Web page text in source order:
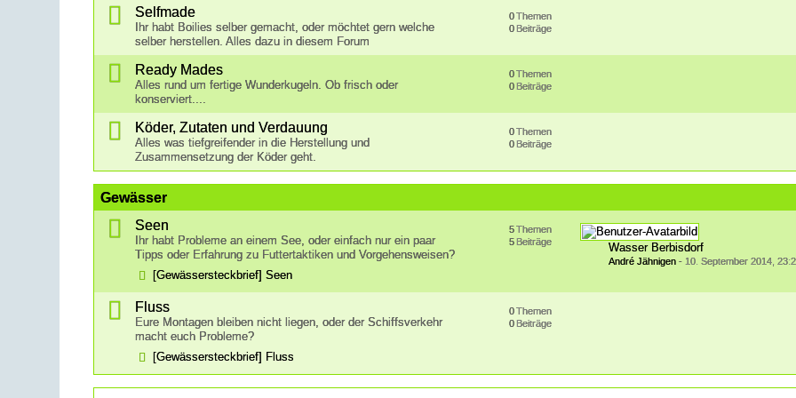
Selfmade
Ihr habt Boilies selber gemacht, oder möchtet gern welche
selber herstellen. Alles dazu in diesem Forum
Themen
0
Beiträge
0
Ready Mades
Alles rund um fertige Wunderkugeln. Ob frisch oder
konserviert....
Themen
0
Beiträge
0
Köder, Zutaten und Verdauung
Alles was tiefgreifender in die Herstellung und
Zusammensetzung der Köder geht.
Themen
0
Beiträge
0
Gewässer
Seen
Ihr habt Probleme an einem See, oder einfach nur ein paar
Tipps oder Erfahrung zu Futtertaktiken und Vorgehensweisen?
Themen
5
Beiträge
5 Wasser Berbisdorf
André Jähnigen - 10. September 2014,
[Gewässersteckbrief] Seen
Fluss
Eure Montagen bleiben nicht liegen, oder der Schiffsverkehr
macht euch Probleme?
Themen
0
Beiträge
0
[Gewässersteckbrief] Fluss